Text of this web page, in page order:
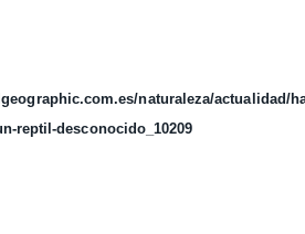
naturaleza/actualidad/
reptil-desconocido_10209